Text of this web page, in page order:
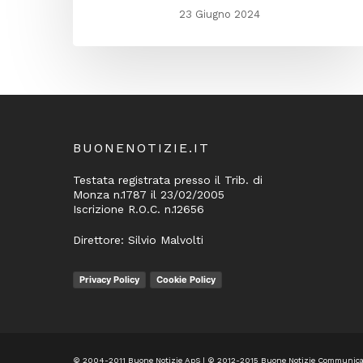
23 Giugno 2024
BUONENOTIZIE.IT
Testata registrata presso il Trib. di
Monza n.1787 il 23/02/2005
Iscrizione R.O.C. n.12656
Direttore: Silvio Malvolti
Privacy Policy Cookie Policy
© 2004-2011 Buone Notizie ApS | © 2012-2015 Buone Notizie